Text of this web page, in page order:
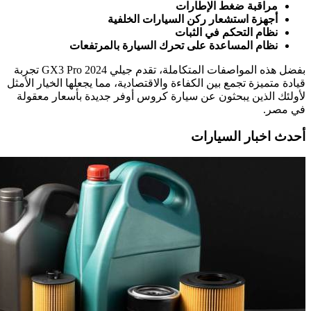
مراقبة ضغط الإطارات
أجهزة استشعار ركن السيارات الخلفية
نظام التحكم في الثبات
نظام المساعدة على تحرك السيارة بالمرتفعات
بفضل هذه المواصفات المتكاملة، تقدم جيلي GX3 Pro 2024 تجربة
قيادة متميزة تجمع بين الكفاءة والاقتصادية، مما يجعلها الخيار الأمثل
لأولئك الذين يبحثون عن سيارة كروس أوفر جديدة بأسعار معقولة
في مصر.
أحدث اخبار السيارات